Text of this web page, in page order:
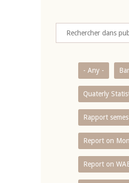
- Any -
Quaterly
Rapport
Report on
Report on